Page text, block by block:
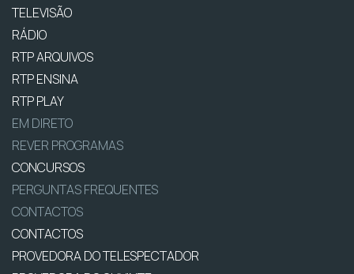
TELEVISÃO
RÁDIO
RTP ARQUIVOS
RTP ENSINA
RTP PLAY
EM DIRETO
REVER PROGRAMAS
CONCURSOS
PERGUNTAS FREQUENTES
CONTACTOS
CONTACTOS
PROVEDORA DO TELESPECTADOR